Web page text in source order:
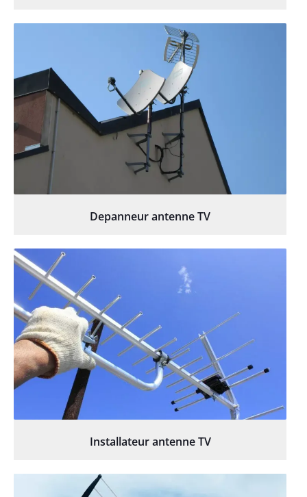
Depanneur antenne TV
Installateur antenne TV